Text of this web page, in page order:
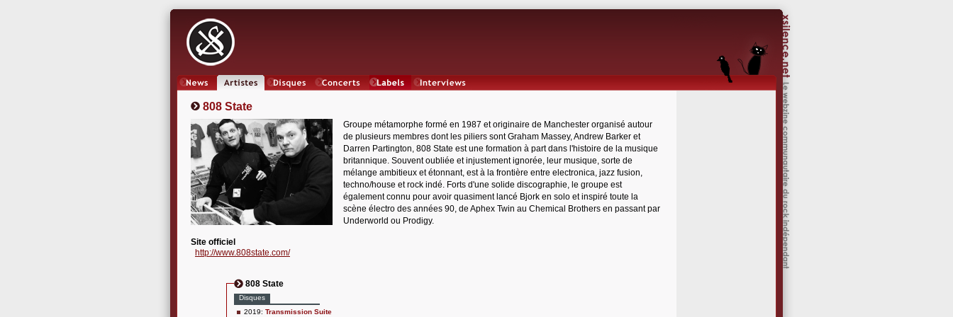
808 State
Groupe métamorphe formé en 1987 et originaire de Manchester organisé autour
de plusieurs membres dont les piliers sont Graham Massey, Andrew Barker et
Darren Partington, 808 State est une formation à part dans l'histoire de la musique
britannique. Souvent oubliée et injustement ignorée, leur musique, sorte de
mélange ambitieux et étonnant, est à la frontière entre electronica, jazz fusion,
techno/house et rock indé. Forts d'une solide discographie, le groupe est
également connu pour avoir quasiment lancé Bjork en solo et inspiré toute la
scène électro des années 90, de Aphex Twin au Chemical Brothers en passant par
Underworld ou Prodigy.
Site officiel
http://www.808state.com/
808 State
Disques
2019: Transmission Suite